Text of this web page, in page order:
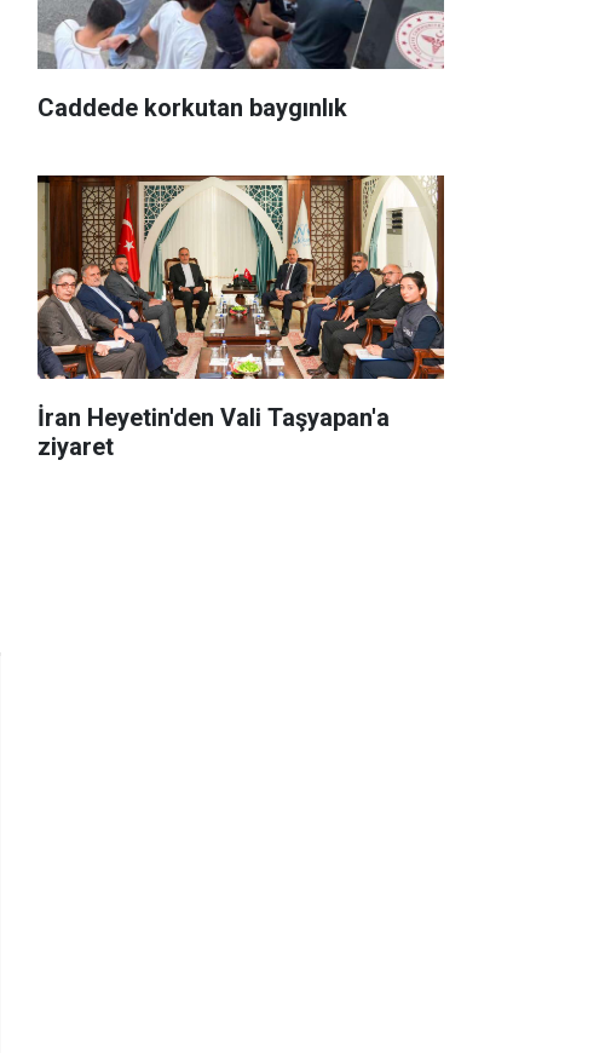
Caddede korkutan baygınlık
İran Heyetin'den Vali Taşyapan'a
ziyaret